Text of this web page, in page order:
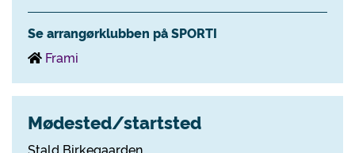
Se arrangørklubben på SPORTI
Frami
Mødested/startsted
Stald Birkegaarden